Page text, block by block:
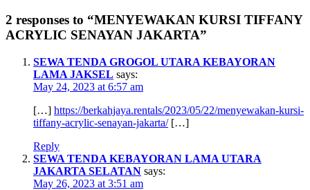
2 responses to “MENYEWAKAN KURSI TIFFANY
ACRYLIC SENAYAN JAKARTA”
SEWA TENDA GROGOL UTARA KEBAYORAN
LAMA JAKSEL says:
May 24, 2023 at 6:57 am
[…] https://berkahjaya.rentals/2023/05/22/menyewakan-kursi-
tiffany-acrylic-senayan-jakarta/[…]
Reply
SEWA TENDA KEBAYORAN LAMA UTARA
JAKARTA SELATAN says:
May 26, 2023 at 3:51 am